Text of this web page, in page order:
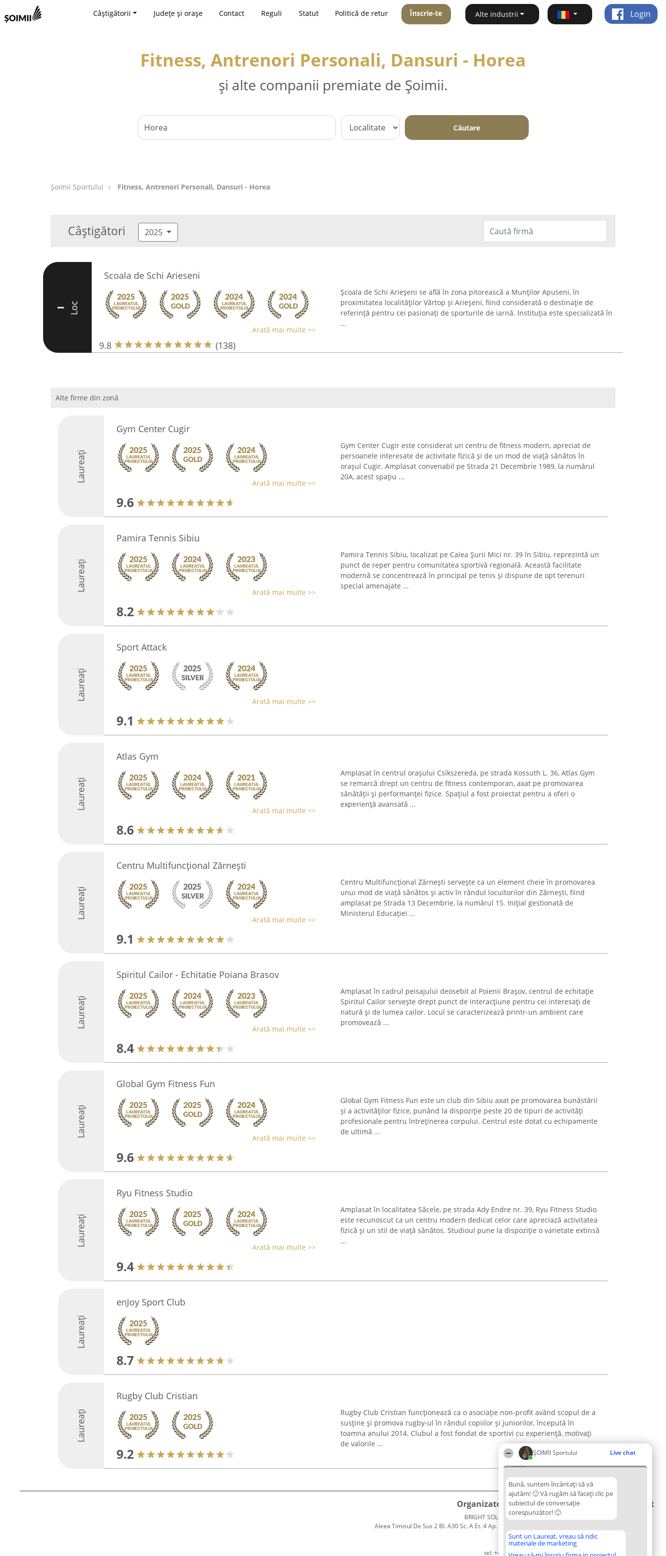
ȘOIMII Sportului Live chat
16:16
Bună, suntem încântați să vă
ajutăm! 🙂 Vă rugăm să faceți clic pe
subiectul de conversație
corespunzător! 🙂
Sunt un Laureat, vreau să ridic
materiale de marketing
Câștigătorii Județe și orașe Contact Reguli Statut Politică de retur Înscrie-te Alte industrii Login
Fitness, Antrenori Personali, Dansuri - Horea
și alte companii premiate de Șoimii.
Căutare
Șoimii Sportului Fitness, Antrenori Personali, Dansuri - Horea
Câștigători 2025
I Loc
Scoala de Schi Arieseni
Arată mai multe >>
9.8 (138)
Școala de Schi Arieșeni se află în zona pitorească a Munților Apuseni, în
proximitatea localităților Vârtop și Arieșeni, fiind considerată o destinație de
referință pentru cei pasionați de sporturile de iarnă. Instituția este specializată în
...
Alte firme din zonă
Laureați
Gym Center Cugir
Arată mai multe >>
9.6
Gym Center Cugir este considerat un centru de fitness modern, apreciat de
persoanele interesate de activitate fizică și de un mod de viață sănătos în
orașul Cugir. Amplasat convenabil pe Strada 21 Decembrie 1989, la numărul
20A, acest spațiu ...
Laureați
Pamira Tennis Sibiu
Arată mai multe >>
8.2
Pamira Tennis Sibiu, localizat pe Calea Șurii Mici nr. 39 în Sibiu, reprezintă un
punct de reper pentru comunitatea sportivă regională. Această facilitate
modernă se concentrează în principal pe tenis și dispune de opt terenuri
special amenajate ...
Laureați
Sport Attack
Arată mai multe >>
9.1
Laureați
Atlas Gym
Arată mai multe >>
8.6
Amplasat în centrul orașului Csíkszereda, pe strada Kossuth L. 36, Atlas Gym
se remarcă drept un centru de fitness contemporan, axat pe promovarea
sănătății și performanței fizice. Spațiul a fost proiectat pentru a oferi o
experiență avansată ...
Laureați
Centru Multifuncţional Zărneşti
Arată mai multe >>
9.1
Centru Multifuncțional Zărnești servește ca un element cheie în promovarea
unui mod de viață sănătos și activ în rândul locuitorilor din Zărnești, fiind
amplasat pe Strada 13 Decembrie, la numărul 15. Inițial gestionată de
Ministerul Educației ...
Laureați
Spiritul Cailor - Echitatie Poiana Brasov
Arată mai multe >>
8.4
Amplasat în cadrul peisajului deosebit al Poienii Brașov, centrul de echitație
Spiritul Cailor servește drept punct de interacțiune pentru cei interesați de
natură și de lumea cailor. Locul se caracterizează printr-un ambient care
promovează ...
Laureați
Global Gym Fitness Fun
Arată mai multe >>
9.6
Global Gym Fitness Fun este un club din Sibiu axat pe promovarea bunăstării
și a activităților fizice, punând la dispoziție peste 20 de tipuri de activități
profesionale pentru întreținerea corpului. Centrul este dotat cu echipamente
de ultimă ...
Laureați
Ryu Fitness Studio
Arată mai multe >>
9.4
Amplasat în localitatea Săcele, pe strada Ady Endre nr. 39, Ryu Fitness Studio
este recunoscut ca un centru modern dedicat celor care apreciază activitatea
fizică și un stil de viață sănătos. Studioul pune la dispoziție o varietate extinsă
...
Laureați
enJoy Sport Club
8.7
Laureați
Rugby Club Cristian
9.2
Rugby Club Cristian funcționează ca o asociație non-profit având scopul de a
susține și promova rugby-ul în rândul copiilor și juniorilor, începută în
toamna anului 2014. Clubul a fost fondat de sportivi cu experiență, motivați
de valorile ...
Organizator Ranking
BRIGHT SOLUTIONS BR SRL
Aleea Timisul De Sus 2 Bl. A30 Sc. A Et. 4 Ap. 13 Cod 061952
București
CUI 36737675
tel: +40 770 990 492
Plebiscyt
Tuturor
Laureaților
Reguli
Contact